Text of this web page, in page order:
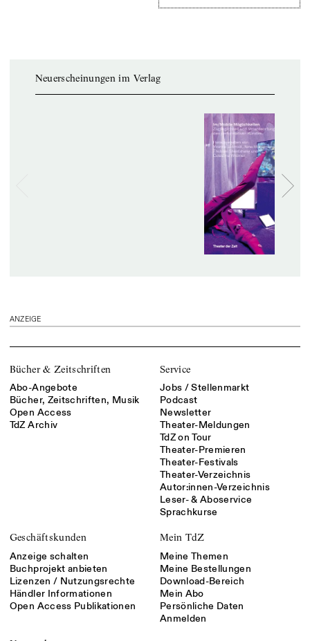
Neuerscheinungen im Verlag
ANZEIGE
Bücher & Zeitschriften
Abo-Angebote
Bücher, Zeitschriften, Musik
Open Access
TdZ Archiv
Service
Jobs / Stellenmarkt
Podcast
Newsletter
Theater-Meldungen
TdZ on Tour
Theater-Premieren
Theater-Festivals
Theater-Verzeichnis
Autor:innen-Verzeichnis
Leser- & Aboservice
Sprachkurse
Geschäftskunden
Anzeige schalten
Buchprojekt anbieten
Lizenzen / Nutzungsrechte
Händler Informationen
Open Access Publikationen
Mein TdZ
Meine Themen
Meine Bestellungen
Download-Bereich
Mein Abo
Persönliche Daten
Anmelden